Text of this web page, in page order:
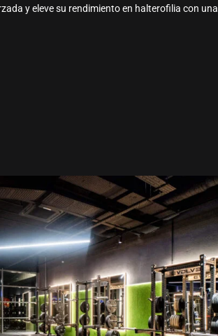
y eleve su rendimiento en halterofilia con una